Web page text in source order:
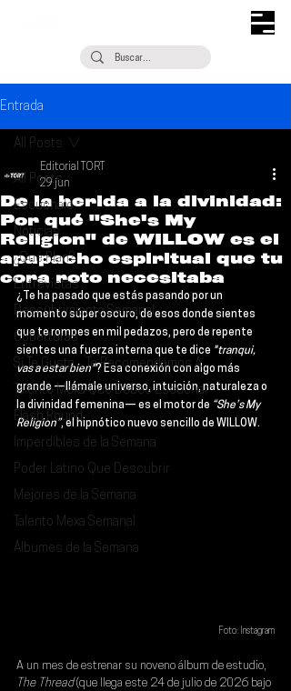
Entrada
All Posts
Escúchalo
Noticias
¿Qué Plan?
Entrevistas
Descubrimiento Semanal
Coberturas
Si Te Gusta... Te Recomendamos A...
Talento Mexa Que Debes Escuchar
Flash Round
Imperdibles de la Semana
Poder Latino Que Descubrir
Mejores de la Semana
Talento Mexa Semanal
Álbumes de la Semana
All Posts
De la herida a la divinidad:
Por qué "She's My
Religion" de WILLOW es el
apapacho espiritual que tu
cora roto necesitaba
Editorial TORT
29 jun
¿Te ha pasado que estás pasando por un
momento súper oscuro, de esos donde sientes
que te rompes en mil pedazos, pero de repente
sientes una fuerza interna que te dice "tranqui,
vas a estar bien"? Esa conexión con algo más
grande —llámale universo, intuición, naturaleza o
la divinidad femenina— es el motor de “She’s My
Religion”, el hipnótico nuevo sencillo de WILLOW.
Foto: Instagram
A un mes de estrenar su noveno álbum de estudio,
The Thread (que llega este 24 de julio de 2026 bajo